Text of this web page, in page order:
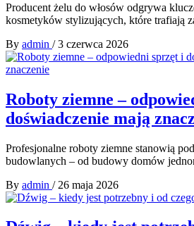
Producent żelu do włosów odgrywa
kosmetyków stylizujących, które trafiają
By admin / 3 czerwca 2026
Roboty ziemne –
doświadczenie mają
Profesjonalne roboty ziemne stanowią
budowlanych – od budowy domów
By admin / 26 maja 2026